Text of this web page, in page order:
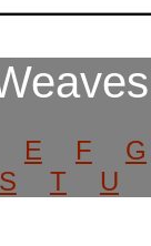
E F
G
S
T U